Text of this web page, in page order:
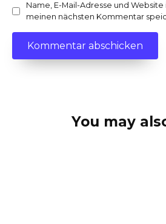
Name, E-Mail-Adresse und
meinen nächsten Kommentar
You may